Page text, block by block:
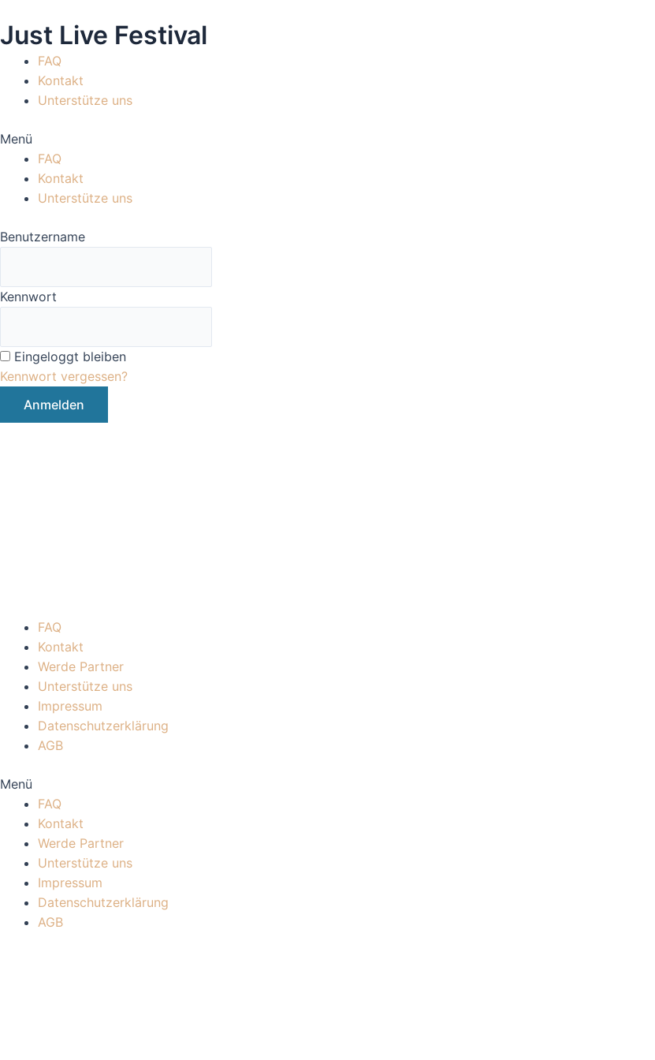
Inhalt
springen
Just Live Festival
FAQ
Kontakt
Unterstütze uns
Menü
FAQ
Kontakt
Unterstütze uns
Benutzername
Kennwort
Eingeloggt bleiben
Kennwort vergessen?
FAQ
Kontakt
Werde Partner
Unterstütze uns
Impressum
Datenschutzerklärung
AGB
Menü
FAQ
Kontakt
Werde Partner
Unterstütze uns
Impressum
Datenschutzerklärung
AGB